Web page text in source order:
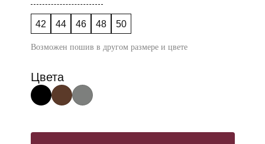
42 44 46 48 50
Возможен пошив в другом размере и цвете
Цвета